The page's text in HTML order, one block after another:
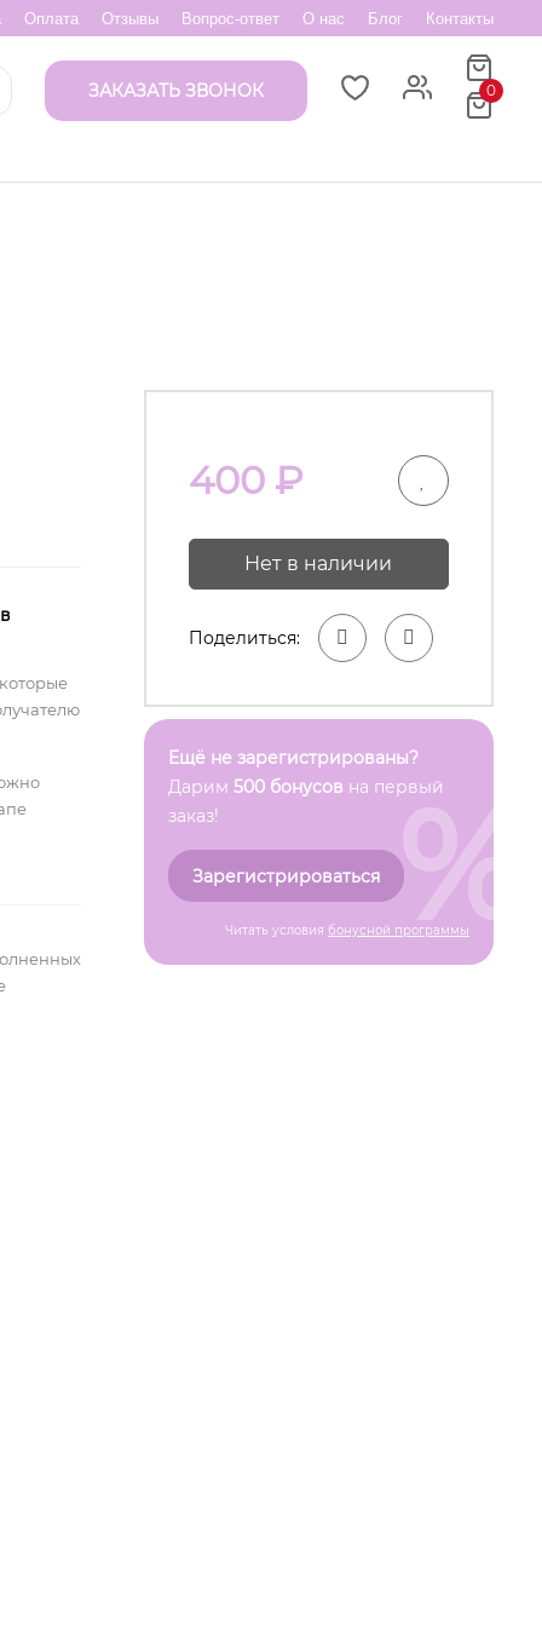
Оплата Отзывы Вопрос-ответ О нас Блог Контакты
ЗАКАЗАТЬ ЗВОНОК 0
400₽
Нет в наличии
Поделиться:
Ещё не зарегистрированы?
Дарим 500 бонусов на первый
заказ!
Зарегистрироваться
Читать условия бонусной программы
%